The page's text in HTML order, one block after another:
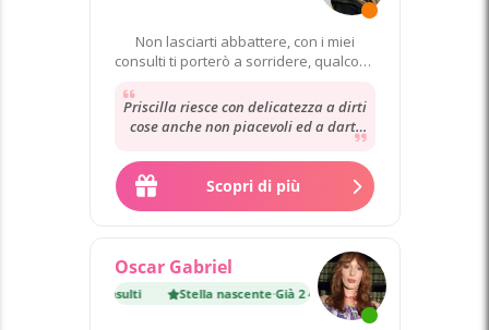
Non lasciarti abbattere, con i miei
consulti ti porterò a sorridere, qualcosa
Priscilla riesce con delicatezza a dirti
cose anche non piacevoli ed a darti
dei consigli utili per andare avanti...
Scopri di più
Oscar Gabriel
Già 2 400 consulti Stella nascente·Già 2 400 consulti